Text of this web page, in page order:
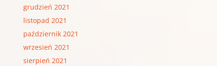
grudzień 2021
listopad 2021
październik 2021
wrzesień 2021
sierpień 2021